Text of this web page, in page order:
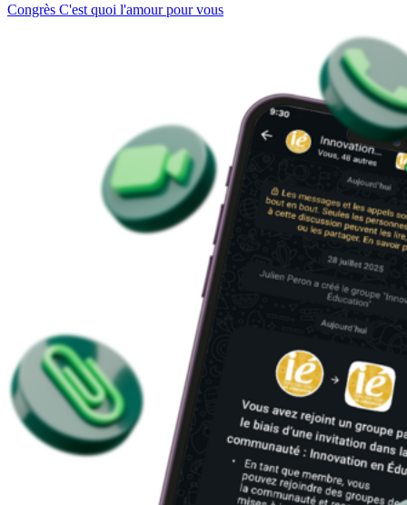
Congrès C'est quoi l'amour pour vous